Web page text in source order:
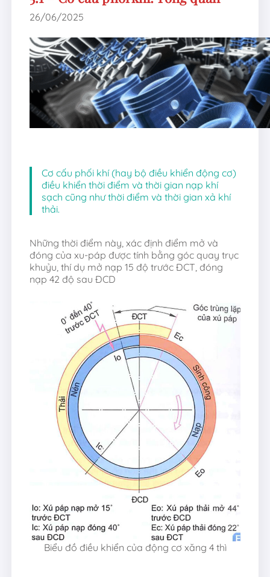
26/06/2025
Cơ cấu phối khí (hay bộ điều khiển động cơ)
điều khiển thời điểm và thời gian nạp khí
sạch cũng như thời điểm và thời gian xả khí
thải.
Những thời điểm này, xác định điểm mở và
đóng của xu-páp được tính bằng góc quay trục
khuỷu, thí dụ mở nạp 15 độ trước ĐCT, đóng
nạp 42 độ sau ĐCD
Biểu đồ điều khiển của động cơ xăng 4 thì